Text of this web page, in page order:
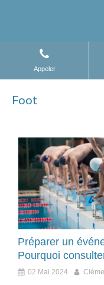
Appeler
Foot
Préparer un
Pourquoi
02 Mai 2024